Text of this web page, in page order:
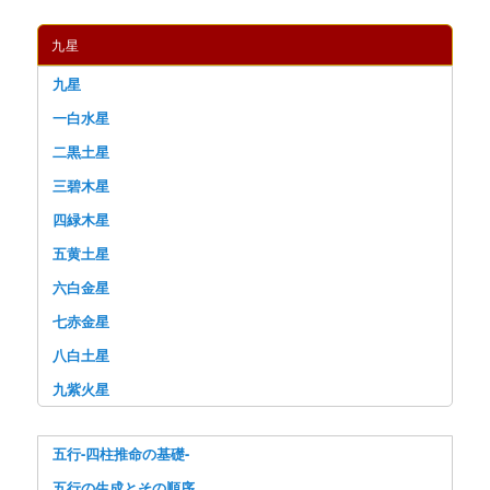
九星
九星
一白水星
二黒土星
三碧木星
四緑木星
五黄土星
六白金星
七赤金星
八白土星
九紫火星
五行-四柱推命の基礎-